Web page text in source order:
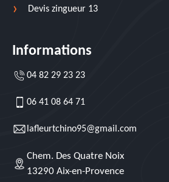
Devis zingueur 13
Informations
04 82 29 23 23
06 41 08 64 71
lafleurtchino95@gmail.com
Chem. Des Quatre Noix
13290 Aix-en-Provence